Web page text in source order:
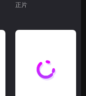
正片